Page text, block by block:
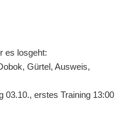
es losgeht:
Gürtel, Ausweis,
03.10., erstes Training 13:00